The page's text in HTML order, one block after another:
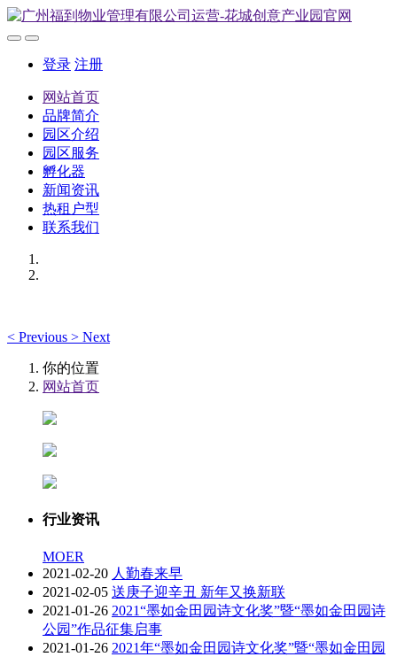
登录 注册
网站首页
品牌简介
园区介绍
园区服务
孵化器
新闻资讯
热租户型
联系我们
< Previous > Next
你的位置
网站首页
行业资讯
MOER
2021-02-20 人勤春来早
2021-02-05 送庚子迎辛丑 新年又换新联
2021-01-26 2021“墨如金田园诗文化奖”暨“墨如金田园诗
公园”作品征集启事
2021-01-26 2021年“墨如金田园诗文化奖”暨“墨如金田园